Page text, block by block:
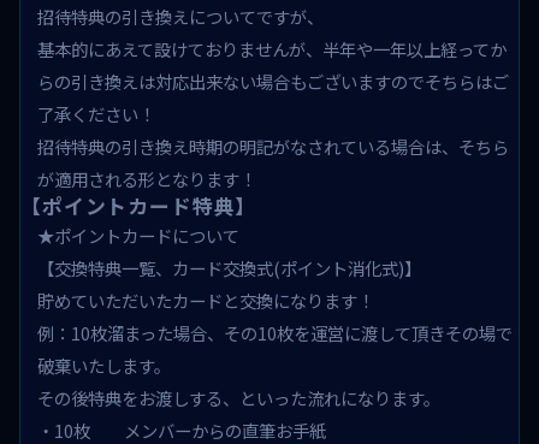
招待特典の引き換えについてですが、
基本的にあえて設けておりませんが、半年や一年以上経ってか
らの引き換えは対応出来ない場合もございますのでそちらはご
了承ください！
招待特典の引き換え時期の明記がなされている場合は、そちら
が適用される形となります！
【ポイントカード特典】
★ポイントカードについて
【交換特典一覧、カード交換式(ポイント消化式)】
貯めていただいたカードと交換になります！
例：10枚溜まった場合、その10枚を運営に渡して頂きその場で
破棄いたします。
その後特典をお渡しする、といった流れになります。
・10枚 メンバーからの直筆お手紙